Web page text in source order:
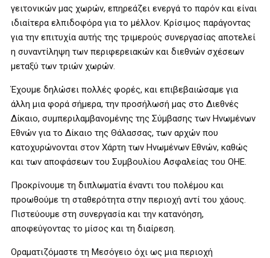
γειτονικών μας χωρών, επηρεάζει ενεργά το παρόν και είναι
ιδιαίτερα ελπιδοφόρα για το μέλλον. Κρίσιμος παράγοντας
για την επιτυχία αυτής της τριμερούς συνεργασίας αποτελεί
η συναντίληψη των περιφερειακών και διεθνών σχέσεων
μεταξύ των τριών χωρών.
Έχουμε δηλώσει πολλές φορές, και επιβεβαιώσαμε για
άλλη μια φορά σήμερα, την προσήλωσή μας στο Διεθνές
Δίκαιο, συμπεριλαμβανομένης της Σύμβασης των Ηνωμένων
Εθνών για το Δίκαιο της Θάλασσας, των αρχών που
κατοχυρώνονται στον Χάρτη των Ηνωμένων Εθνών, καθώς
και των αποφάσεων του Συμβουλίου Ασφαλείας του ΟΗΕ.
Προκρίνουμε τη διπλωματία έναντι του πολέμου και
προωθούμε τη σταθερότητα στην περιοχή αντί του χάους.
Πιστεύουμε στη συνεργασία και την κατανόηση,
αποφεύγοντας το μίσος και τη διαίρεση.
Οραματιζόμαστε τη Μεσόγειο όχι ως μια περιοχή